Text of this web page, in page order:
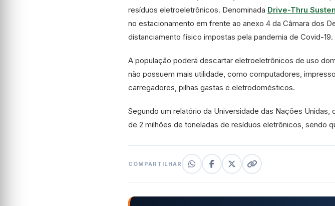
resíduos eletroeletrônicos. Denominada Drive-Thru
no estacionamento em frente ao anexo 4 da Câmara dos
distanciamento físico impostas pela pandemia de Covid-19.
A população poderá descartar eletroeletrônicos de uso
não possuem mais utilidade, como computadores,
carregadores, pilhas gastas e eletrodomésticos.
Segundo um relatório da Universidade das Nações Unidas,
de 2 milhões de toneladas de resíduos eletrônicos, sendo
COMPARTILHAR